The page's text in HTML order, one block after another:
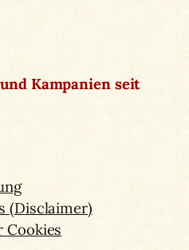
Kampanien seit
(Disclaimer)
Cookies